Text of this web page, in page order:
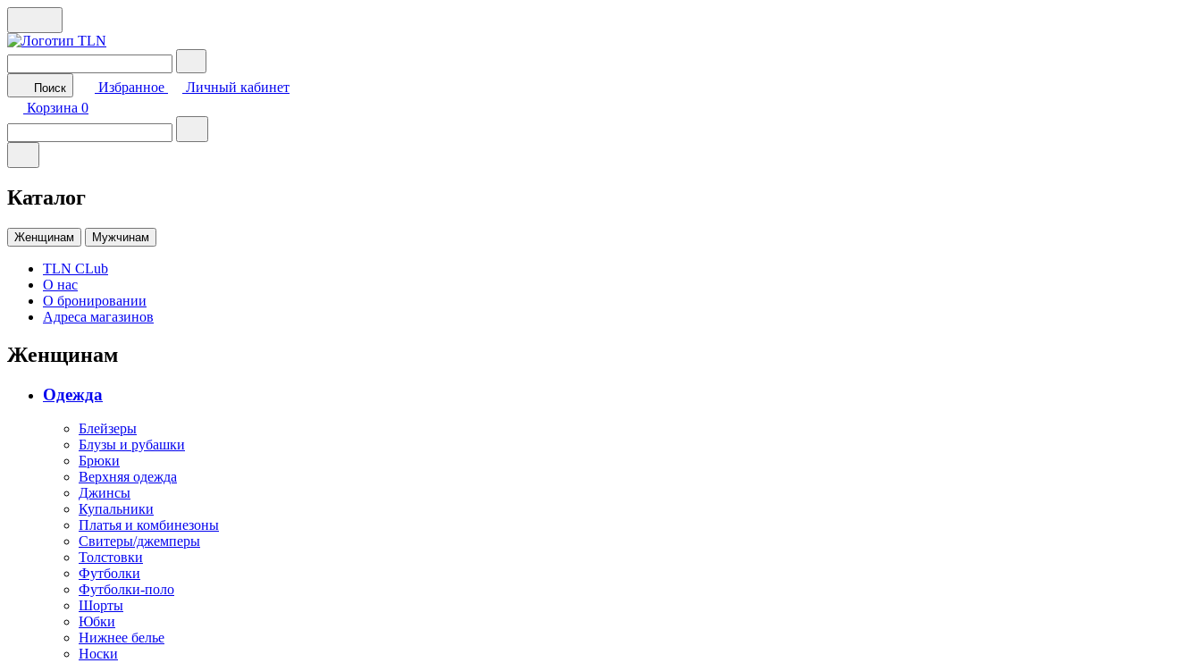
Поиск Избранное
Личный кабинет
Корзина 0
Каталог
Женщинам Мужчинам
TLN CLub
О нас
О бронировании
Адреса магазинов
Женщинам
Одежда
Блейзеры
Блузы и рубашки
Брюки
Верхняя одежда
Джинсы
Купальники
Платья и комбинезоны
Свитеры/джемперы
Толстовки
Футболки
Футболки-поло
Шорты
Юбки
Нижнее белье
Носки